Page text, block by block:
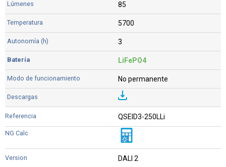
85
5700
3
LiFePO4
No permanente
QSEID3-250LLi
DALI 2